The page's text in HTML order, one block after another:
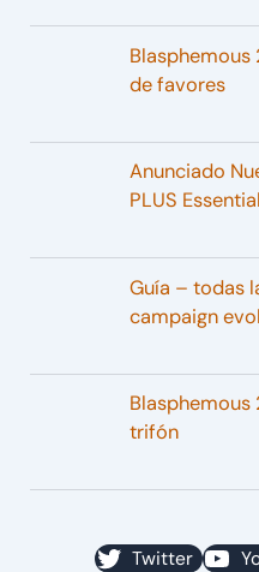
Blasphemous
de favores
Anunciado
PLUS
Guía – todas
campaign
Blasphemous
trifón
Twitter